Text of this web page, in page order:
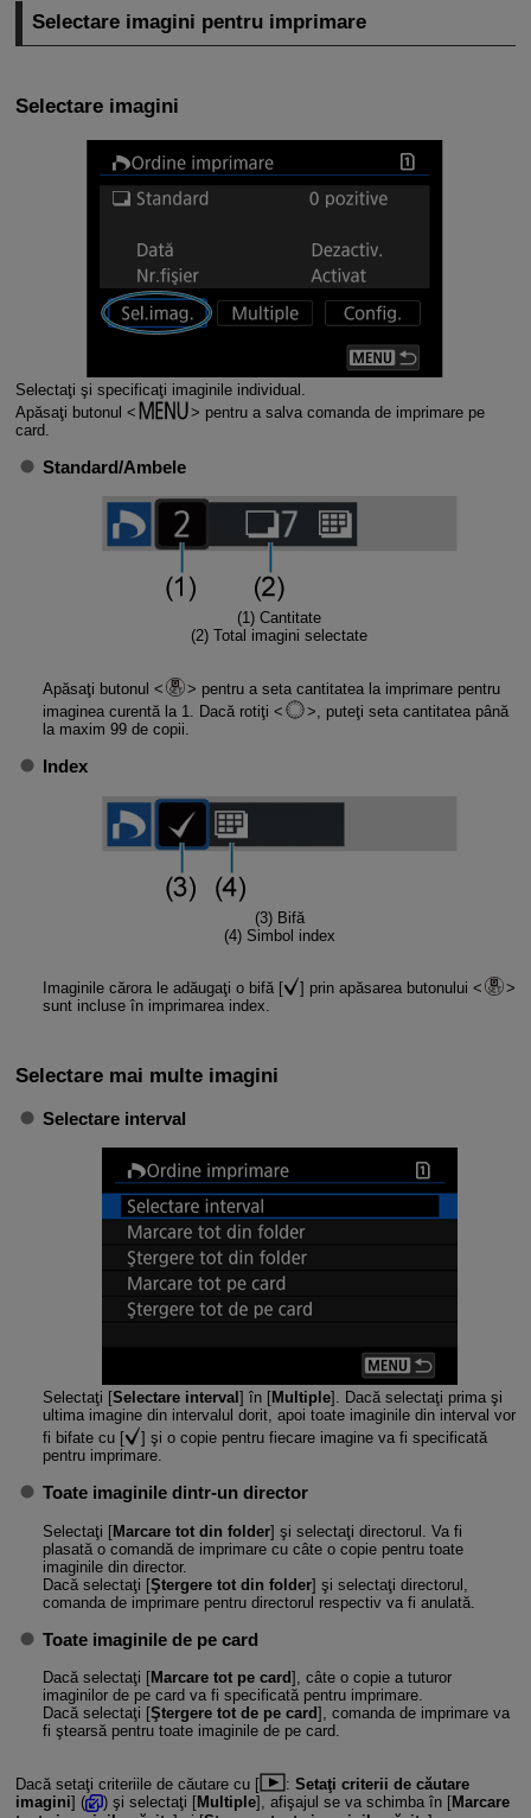
Selectare imagini pentru imprimare
Selectare imagini
Selectaţi şi specificaţi imaginile individual.
Apăsaţi butonul
pentru a salva comanda de imprimare pe
card.
Standard/Ambele
(1) Cantitate
(2) Total imagini selectate
Apăsaţi butonul
pentru a seta cantitatea la imprimare pentru
imaginea curentă la 1. Dacă rotiţi
, puteţi seta cantitatea până
la maxim 99 de copii.
Index
(3) Bifă
(4) Simbol index
Imaginile cărora le adăugaţi o bifă [
] prin apăsarea butonului
sunt incluse în imprimarea index.
Selectare mai multe imagini
Selectare interval
Selectaţi [Selectare interval ] în [Multiple]. Dacă selectaţi prima şi
ultima imagine din intervalul dorit, apoi toate imaginile din interval vor
fi bifate cu [
] şi o copie pentru fiecare imagine va fi specificată
pentru imprimare.
Toate imaginile dintr-un director
Selectaţi [Marcare tot din folder] şi selectaţi directorul. Va fi
plasată o comandă de imprimare cu câte o copie pentru toate
imaginile din director.
Dacă selectaţi [Ştergere tot din folder] şi selectaţi directorul,
comanda de imprimare pentru directorul respectiv va fi anulată.
Toate imaginile de pe card
Dacă selectaţi [Marcare tot pe card], câte o copie a tuturor
imaginilor de pe card va fi specificată pentru imprimare.
Dacă selectaţi [Ştergere tot de pe card], comanda de imprimare va
fi ştearsă pentru toate imaginile de pe card.
Dacă setaţi criteriile de căutare cu [ : Setaţi criterii de căutare
imagini] ( ) şi selectaţi [Multiple], afişajul se va schimba în [Marcare